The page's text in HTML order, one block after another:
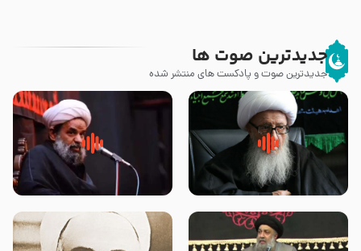
جدیدترین صوت ها
جدیدترین صوت و پادکست های منتشر شده
زوّار اربعین امام حسین (علیه
السلام) با این اشتیاق به زیارت
روضه جانسوز پاره های جگر امام
حسن مجتبی علیه السلام-حجت